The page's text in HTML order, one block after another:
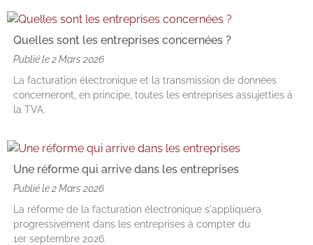
Quelles sont les entreprises concernées ?
Publié le2 Mars 2026
La facturation électronique et la transmission de données
concerneront, en principe, toutes les entreprises assujetties à
la TVA.
Une réforme qui arrive dans les entreprises
Publié le2 Mars 2026
La réforme de la facturation électronique s'appliquera
progressivement dans les entreprises à compter du
1er septembre 2026.